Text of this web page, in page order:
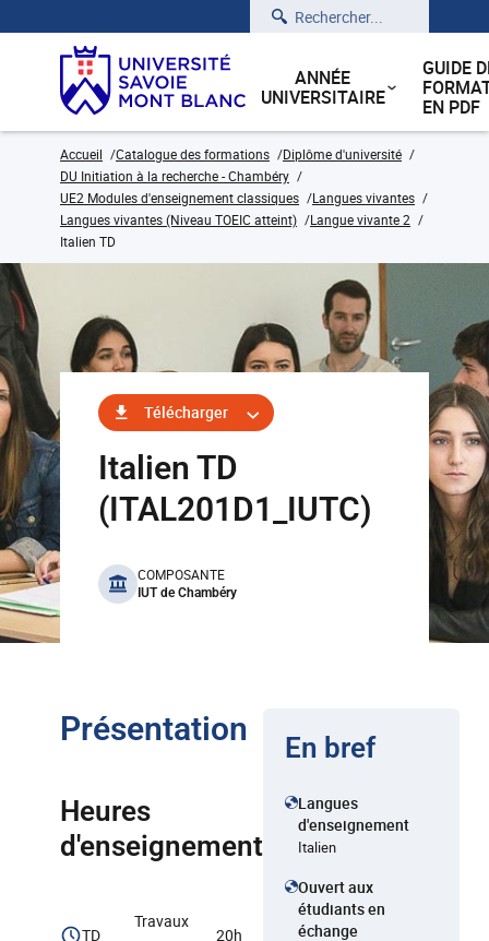
Rechercher
ANNÉE
UNIVERSITAIRE
GUIDE
EN PDF
Accueil Catalogue des formations
Diplôme d'université
DU Initiation à la recherche - Chambéry
UE2 Modules d'enseignement classiques
Langues vivantes
Langues vivantes (Niveau TOEIC atteint)
Langue vivante 2
Italien TD
Télécharger
Italien TD
(ITAL201D1_IUTC)
benefits
COMPOSANTE
IUT de Chambéry
Présentation
Heures
d'enseignement
TD
Travaux
20h
En bref
Langues
d'enseignement
Italien
Ouvert aux
étudiants en
échange